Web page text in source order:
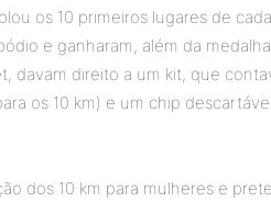
os 10 primeiros lugares de
e ganharam, além da
davam direito a um kit, que
os 10 km) e um chip
dos 10 km para mulheres e